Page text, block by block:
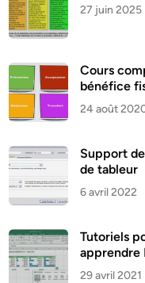
27 juin 2025
Cours
bénéfice
24 août
Support
de tableur
6 avril 2022
Tutoriels
apprendre
29 avril 2021